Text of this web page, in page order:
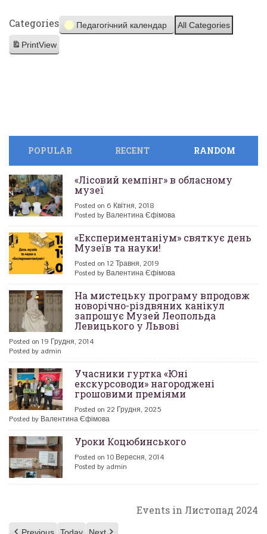
Categories Педагогічний календар All Categories
PrintView
POPULAR RECENT RANDOM
«Лісовий кемпінг» в обласному
музеї
Posted on 6 Квітня, 2018
Posted by Валентина Єфімова
«Експериментаніум» святкує день
Музеїв та науки!
Posted on 12 Травня, 2019
Posted by Валентина Єфімова
На мистецьку програму впродовж
новорічно-різдвяних канікул
запрошує Музей Леопольда
Левицького у Львові
Posted on 19 Грудня, 2014
Posted by admin
Учасники гуртка «Юні
екскурсоводи» нагороджені
грошовими преміями
Posted on 22 Грудня, 2025
Posted by Валентина Єфімова
Уроки Коцюбинського
Posted on 10 Вересня, 2014
Posted by admin
Events in Листопад 2024
Previous Today Next